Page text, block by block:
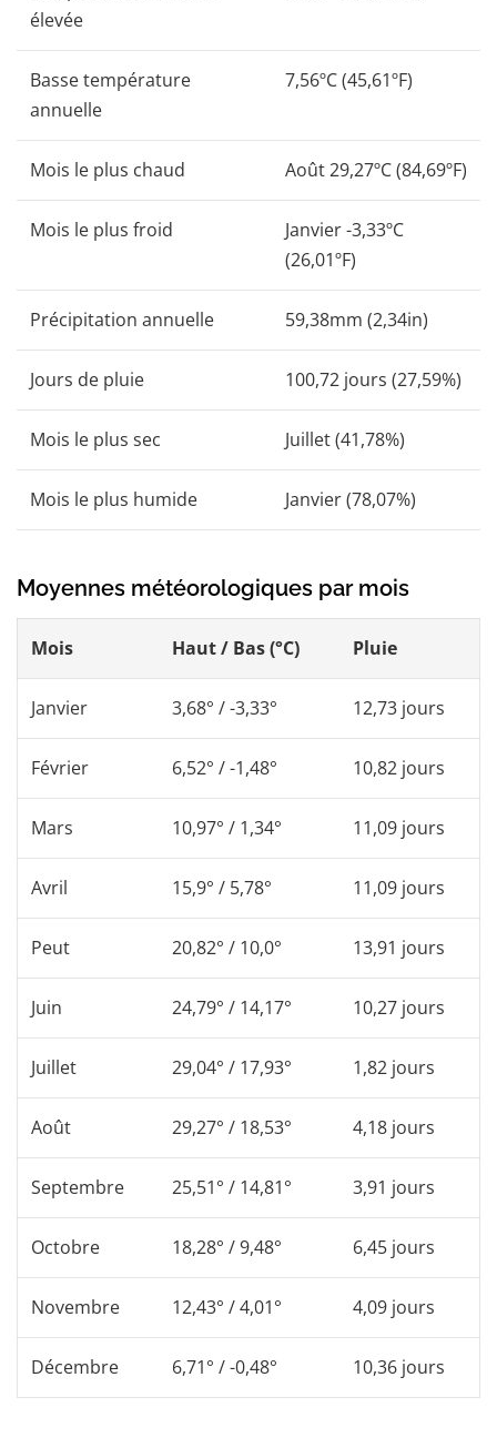
élevée
Basse température
annuelle
7,56ºC (45,61ºF)
Mois le plus chaud Août 29,27ºC (84,69ºF)
Mois le plus froid
Janvier -3,33ºC
(26,01ºF)
Précipitation annuelle 59,38mm (2,34in)
Jours de pluie 100,72 jours (27,59%)
Mois le plus sec Juillet (41,78%)
Mois le plus humide Janvier (78,07%)
Moyennes météorologiques par mois
Mois Haut / Bas (°C) Pluie
Janvier 3,68° / -3,33° 12,73 jours
Février 6,52° / -1,48° 10,82 jours
Mars 10,97° / 1,34° 11,09 jours
Avril 15,9° / 5,78° 11,09 jours
Peut 20,82° / 10,0° 13,91 jours
Juin 24,79° / 14,17° 10,27 jours
Juillet 29,04° / 17,93° 1,82 jours
Août 29,27° / 18,53° 4,18 jours
Septembre 25,51° / 14,81° 3,91 jours
Octobre 18,28° / 9,48° 6,45 jours
Novembre 12,43° / 4,01° 4,09 jours
Décembre 6,71° / -0,48° 10,36 jours